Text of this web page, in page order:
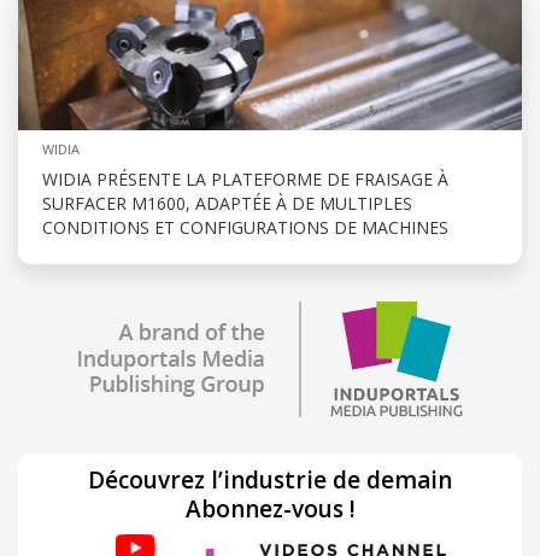
WIDIA
WIDIA PRÉSENTE LA PLATEFORME DE FRAISAGE À
SURFACER M1600, ADAPTÉE À DE MULTIPLES
CONDITIONS ET CONFIGURATIONS DE MACHINES
Découvrez l’industrie de demain
Abonnez-vous !